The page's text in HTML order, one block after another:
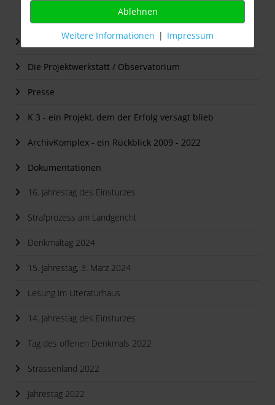
Die Projektwerkstatt / Observatorium
Presse
K 3 - ein Projekt, dem der Erfolg versagt blieb
ArchivKomplex - ein Rückblick 2009 - 2022
Dokumentationen
16. Jahrestag des Einsturzes
Strafprozess am Landgericht
Denkmaltag 2024
15. Jahrestag, 3. März 2024
Lesung im Literaturhaus
14. Jahrestag des Einsturzes
Tag des offenen Denkmals 2022
Strassenland 2022
Jahrestag 2022
Ablehnen
Weitere Informationen | Impressum